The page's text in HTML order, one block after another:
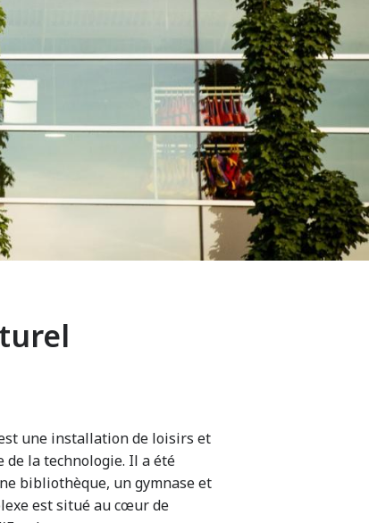
une installation de loisirs et
la technologie. Il a été
bibliothèque, un gymnase et
est situé au cœur de